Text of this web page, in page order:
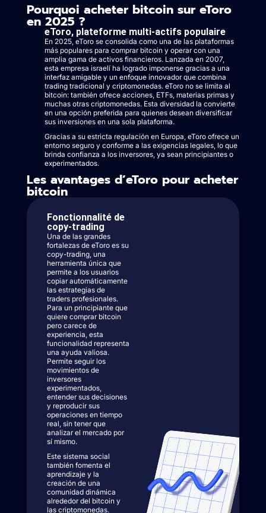
Pourquoi acheter bitcoin sur eToro
en 2025 ?
eToro, plateforme multi-actifs populaire
En 2025, eToro se consolida como una de las plataformas
más populares para comprar bitcoin y operar con una
amplia gama de activos financieros. Lanzada en 2007,
esta empresa israelí ha logrado imponerse gracias a una
interfaz amigable y un enfoque innovador que combina
trading tradicional y criptomonedas. eToro no se limita al
bitcoin: también ofrece acciones, ETFs, materias primas y
muchas otras criptomonedas. Esta diversidad la convierte
en una opción preferida para quienes desean diversificar
sus inversiones en una sola plataforma.
Gracias a su estricta regulación en Europa, eToro ofrece un
entorno seguro y conforme a las exigencias legales, lo que
brinda confianza a los inversores, ya sean principiantes o
experimentados.
Les avantages d’eToro pour acheter
bitcoin
Fonctionnalité de
copy-trading
Una de las grandes
fortalezas de eToro es su
copy-trading, una
herramienta única que
permite a los usuarios
copiar automáticamente
las estrategias de
traders profesionales.
Para un principiante que
quiere comprar bitcoin
pero carece de
experiencia, esta
funcionalidad representa
una ayuda valiosa.
Permite seguir los
movimientos de
inversores
experimentados,
entender sus decisiones
y reproducir sus
operaciones en tiempo
real, sin tener que
analizar el mercado por
sí mismo.
Este sistema social
también fomenta el
aprendizaje y la
creación de una
comunidad dinámica
alrededor del bitcoin y
las criptomonedas.